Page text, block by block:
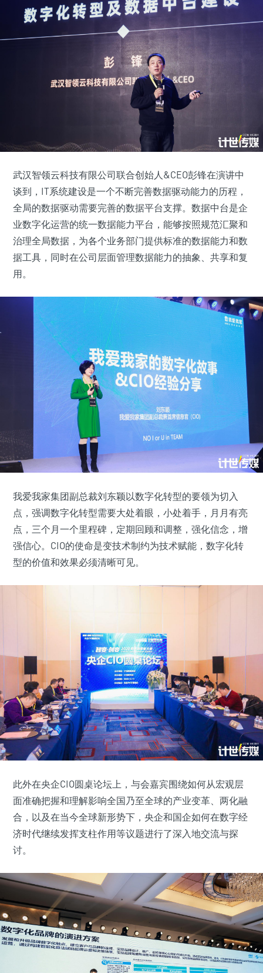
武汉智领云科技有限公司联合创始人&CEO彭锋在演讲中
谈到，IT系统建设是一个不断完善数据驱动能力的历程，
全局的数据驱动需要完善的数据平台支撑。数据中台是企
业数字化运营的统一数据能力平台，能够按照规范汇聚和
治理全局数据，为各个业务部门提供标准的数据能力和数
据工具，同时在公司层面管理数据能力的抽象、共享和复
用。
我爱我家集团副总裁刘东颖以数字化转型的要领为切入
点，强调数字化转型需要大处着眼，小处着手，月月有亮
点，三个月一个里程碑，定期回顾和调整，强化信念，增
强信心。CIO的使命是变技术制约为技术赋能，数字化转
型的价值和效果必须清晰可见。
此外在央企CIO圆桌论坛上，与会嘉宾围绕如何从宏观层
面准确把握和理解影响全国乃至全球的产业变革、两化融
合，以及在当今全球新形势下，央企和国企如何在数字经
济时代继续发挥支柱作用等议题进行了深入地交流与探
讨。